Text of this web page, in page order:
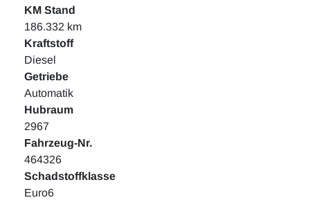
KM Stand
186.332 km
Kraftstoff
Diesel
Getriebe
Automatik
Hubraum
2967
Fahrzeug-Nr.
464326
Schadstoffklasse
Euro6